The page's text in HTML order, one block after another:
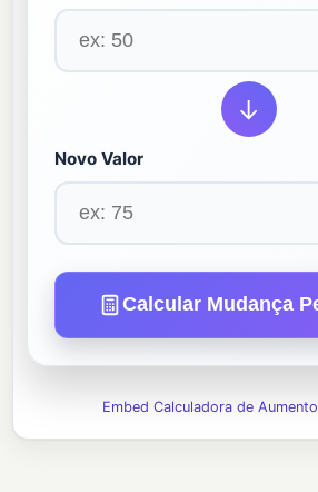
→
Novo Valor
Calcular Mudança
Embed Calculadora de